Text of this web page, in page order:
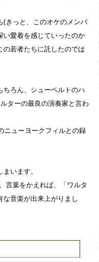
(きっと、このオケのメンバ
い愛着を感じていったのか
の若者たちに託したのでは
ろん、シューベルトのハ
ターの最良の演奏家と言わ
ニューヨークフィルとの録
います。
言葉をかえれば、「ワルタ
音楽が出来上がりまし